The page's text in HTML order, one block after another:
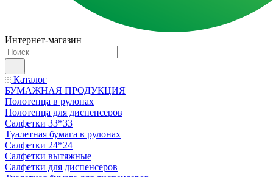
Интернет-магазин
Каталог
БУМАЖНАЯ ПРОДУКЦИЯ
Полотенца в рулонах
Полотенца для диспенсеров
Салфетки 33*33
Туалетная бумага в рулонах
Салфетки 24*24
Салфетки вытяжные
Салфетки для диспенсеров